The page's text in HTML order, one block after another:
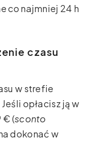
co najmniej 24 h
czasu
w strefie
opłacisz ją w
€ (sconto
dokonać w